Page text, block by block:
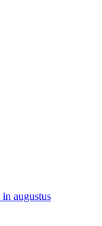
augustus